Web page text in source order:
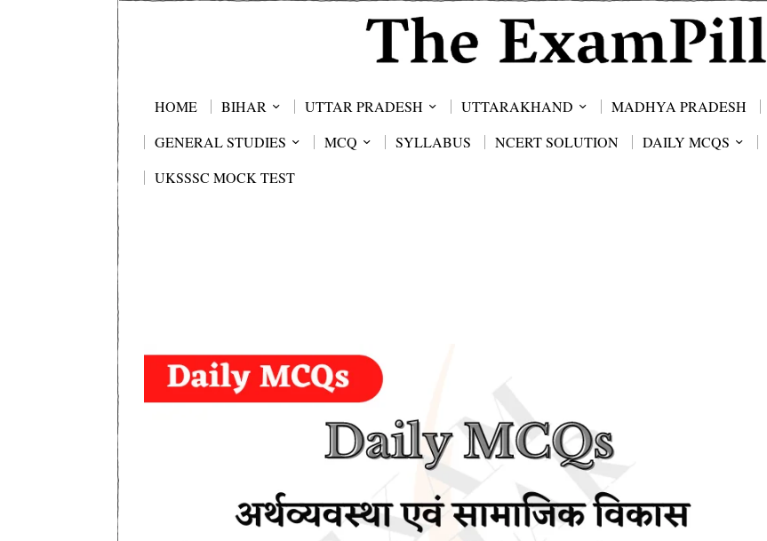
HOME BIHAR UTTAR PRADESH UTTARAKHAND MADHYA PRADESH
GENERAL STUDIES
MCQ SYLLABUS NCERT SOLUTION DAILY MCQS
UKSSSC MOCK TEST